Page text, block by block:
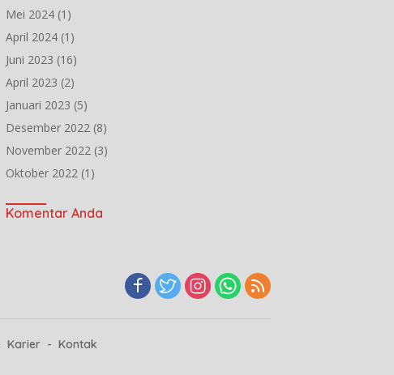
Mei 2024 (1)
April 2024 (1)
Juni 2023 (16)
April 2023 (2)
Januari 2023 (5)
Desember 2022 (8)
November 2022 (3)
Oktober 2022 (1)
Komentar Anda
Karier
Kontak